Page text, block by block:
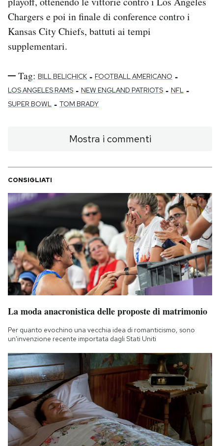
Chargers e poi in finale di conference contro i
Kansas City Chiefs, battuti ai tempi
supplementari.
Tag: BILL BELICHICK - FOOTBALL AMERICANO -
LOS ANGELES RAMS - NEW ENGLAND PATRIOTS - NFL -
SUPER BOWL - TOM BRADY
Mostra i commenti
CONSIGLIATI
La moda anacronistica delle proposte di matrimonio
Per quanto evochino una vecchia idea di romanticismo, sono
un'invenzione recente importata dagli Stati Uniti